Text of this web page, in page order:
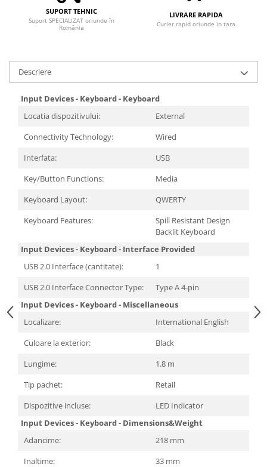
Placi de Baza
Memorii
SSD
Hard Disc-uri
Carcase
Surse
Cooler
Servere & Componente
Componente Server
Servere
Software
Retelistica & Supraveghere
Printing
Multifunctionale
Imprimante
Imprimante 3D
Televizoare & accesorii
Multiboard & Accessorii
Multimedia
SUPORT TEHNIC
Suport SPECIALIZAT oriunde în
România
LIVRARE RAPIDA
Curier rapid oriunde in tara
Descriere
Input Devices - Keyboard - Keyboard
Locatia dispozitivului:
External
Connectivity Technology:
Wired
Interfata:
USB
Key/Button Functions:
Media
Keyboard Layout:
QWERTY
Keyboard Features:
Spill Resistant Design
Backlit Keyboard
Input Devices - Keyboard - Interface Provided
USB 2.0 Interface (cantitate):
1
USB 2.0 Interface Connector Type:
Type A 4-pin
Input Devices - Keyboard - Miscellaneous
Localizare:
International English
Culoare la exterior:
Black
Lungime:
1.8 m
Tip pachet:
Retail
Dispozitive incluse:
LED Indicator
Input Devices - Keyboard - Dimensions&Weight
Adancime:
218 mm
Inaltime:
33 mm